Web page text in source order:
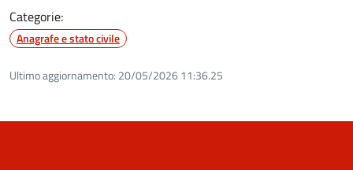
Categorie:
Anagrafe e stato civile
Ultimo aggiornamento: 20/05/2026 11:36.25